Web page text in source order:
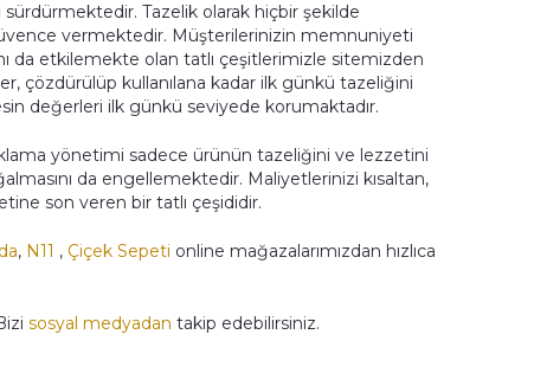
Tazelik olarak hiçbir şekilde
vermektedir. Müşterilerinizin memnuniyeti
da etkilemekte olan tatlı çeşitlerimizle sitemizden
çözdürülüp kullanılana kadar ilk günkü tazeliğini
değerleri ilk günkü seviyede korumaktadır.
yönetimi sadece ürünün tazeliğini ve lezzetini
da engellemektedir. Maliyetlerinizi kısaltan,
son veren bir tatlı çeşididir.
, N11 , Çiçek Sepeti online mağazalarımızdan hızlıca
sosyal medyadan takip edebilirsiniz.